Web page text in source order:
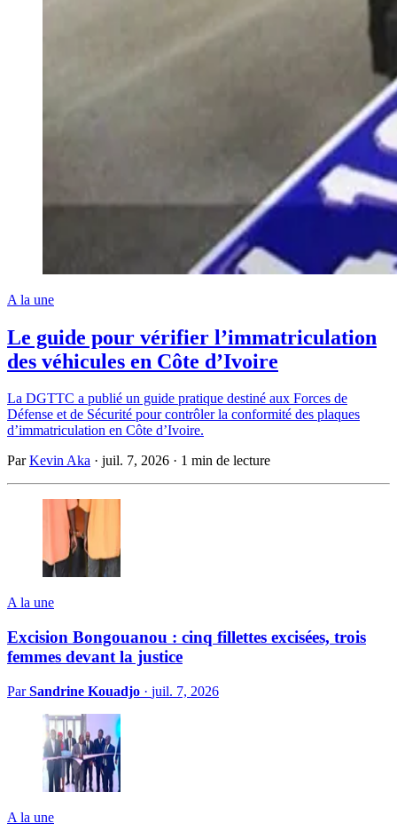
A la une
Le guide pour vérifier l’immatriculation
des véhicules en Côte d’Ivoire
La DGTTC a publié un guide pratique destiné aux Forces de
Défense et de Sécurité pour contrôler la conformité des plaques
d’immatriculation en Côte d’Ivoire.
ParKevin Aka · juil. 7, 2026 · 1 min de lecture
A la une
Excision Bongouanou : cinq fillettes excisées, trois
femmes devant la justice
ParSandrine Kouadjo · juil. 7, 2026
A la une